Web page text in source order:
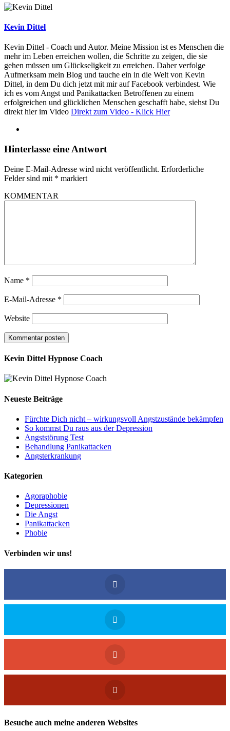
Kevin Dittel
Kevin Dittel - Coach und Autor. Meine Mission ist es Menschen die
mehr im Leben erreichen wollen, die Schritte zu zeigen, die sie
gehen müssen um Glückseligkeit zu erreichen. Daher verfolge
Aufmerksam mein Blog und tauche ein in die Welt von Kevin
Dittel, in dem Du dich jetzt mit mir auf Facebook verbindest. Wie
ich es vom Angst und Panikattacken Betroffenen zu einem
erfolgreichen und glücklichen Menschen geschafft habe, siehst Du
direkt hier im Video Direkt zum Video - Klick Hier
Hinterlasse eine Antwort
Deine E-Mail-Adresse wird nicht veröffentlicht. Erforderliche
Felder sind mit * markiert
KOMMENTAR
Name *
E-Mail-Adresse *
Website
Kevin Dittel Hypnose Coach
Neueste Beiträge
Fürchte Dich nicht – wirkungsvoll Angstzustände bekämpfen
So kommst Du raus aus der Depression
Angststörung Test
Behandlung Panikattacken
Angsterkrankung
Kategorien
Agoraphobie
Depressionen
Die Angst
Panikattacken
Phobie
Verbinden wir uns!
Besuche auch meine anderen Websites